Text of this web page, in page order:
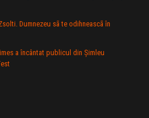
Dumnezeu sã te odihneascã în
a încântat publicul din Şimleu